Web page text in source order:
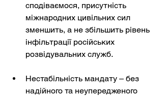
сподіваємося, присутність
міжнародних цивільних сил
зменшить, а не збільшить рівень
інфільтрації російських
розвідувальних служб.
Нестабільність мандату – без
надійного та неупередженого